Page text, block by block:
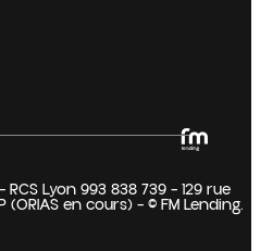
RCS Lyon 993 838 739 – 129 rue
en cours) – © FM Lending.